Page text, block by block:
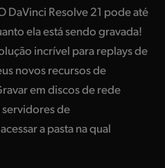
DaVinci Resolve 21 pode até
ela está sendo gravada!
incrível para replays de
novos recursos de
em discos de rede
servidores de
a pasta na qual